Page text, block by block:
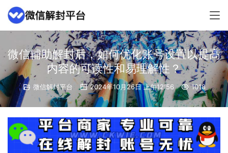
微信辅助解封后，如何优化账号设置以提高
内容的可读性和易理解性？
微信解封平台 2024年10月26日 上午12:56 1018